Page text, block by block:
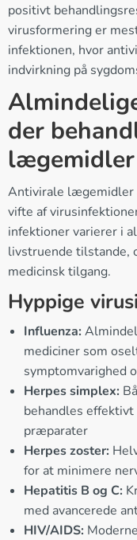
positivt
virusformering er
infektionen, hvor
indvirkning på
der
lægemidler
Antivirale lægemidler
vifte af
infektioner varierer i
livstruende tilstande,
medicinsk tilgang.
Hyppige
Influenza:
mediciner som
symptomvarighed
Herpes simplex:
behandles
præparater
Herpes zoster:
for at minimere
Hepatitis B og C:
med avancerede
HIV/AIDS: